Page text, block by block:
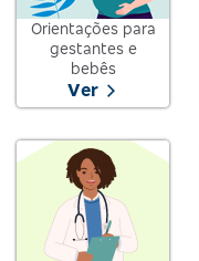
Orientações para
gestantes e
bebês
Ver